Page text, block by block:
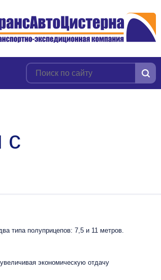
с
типа полуприцепов: 7,5 и 11 метров.
экономическую отдачу